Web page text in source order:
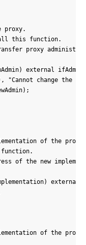
proxy.
this function.
proxy
external ifAdmin
"Cannot change the
of the proxy.
of the new
external
of the proxy